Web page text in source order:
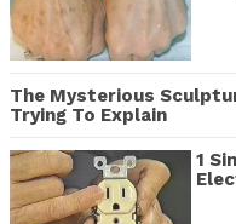
The Mysterious
Trying To Explain
1